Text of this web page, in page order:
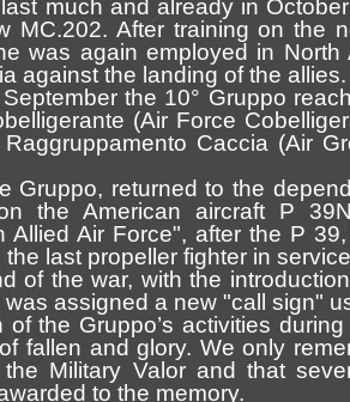
much and already in
MC.202. After training on the
was again employed in
against the landing of the allies.
the 10° Gruppo
(Air Force
Caccia (Air
Gruppo, returned to the
the American aircraft P
Allied Air Force", after the P
last propeller fighter in
of the war, with the
was assigned a new "call sign"
of the Gruppo’s activities
fallen and glory. We only
Military Valor and that
to the memory.